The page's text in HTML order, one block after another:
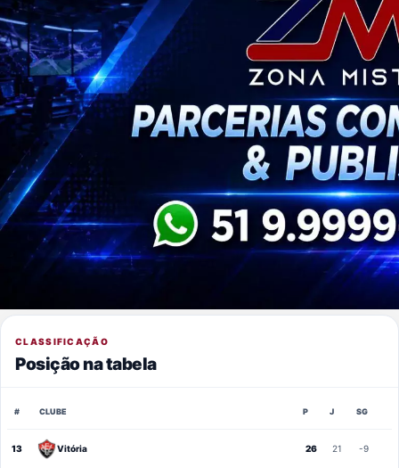
CLASSIFICAÇÃO
Posição na tabela
# CLUBE P J SG
13 Vitória 26 21 -9